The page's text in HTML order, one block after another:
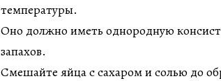
температуры.
Оно должно иметь однородную
запахов.
Смешайте яйца с сахаром и солью до